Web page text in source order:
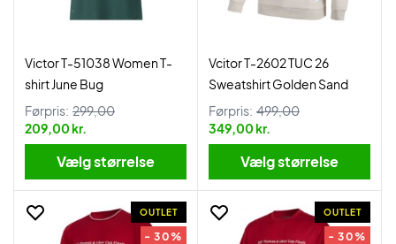
Victor T-51038 Women T-
shirt June Bug
Førpris: 299,00
209,00 kr.
Vælg størrelse
Vcitor T-2602 TUC 26
Sweatshirt Golden Sand
Førpris: 499,00
349,00 kr.
Vælg størrelse
OUTLET
- 30%
OUTLET
- 30%